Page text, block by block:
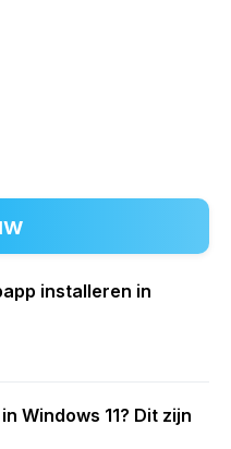
installeren in
Windows 11? Dit zijn